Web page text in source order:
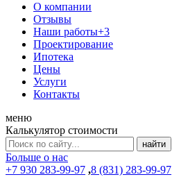
О компании
Отзывы
Наши работы+3
Проектирование
Ипотека
Цены
Услуги
Контакты
меню
Калькулятор стоимости
Больше о нас
+7 930 283-99-97 ,8 (831) 283-99-97